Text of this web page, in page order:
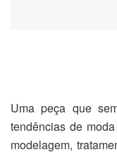
Uma peça que
tendências de
modelagem,